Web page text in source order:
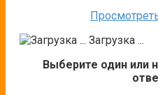
Загрузка ...
Выберите один или